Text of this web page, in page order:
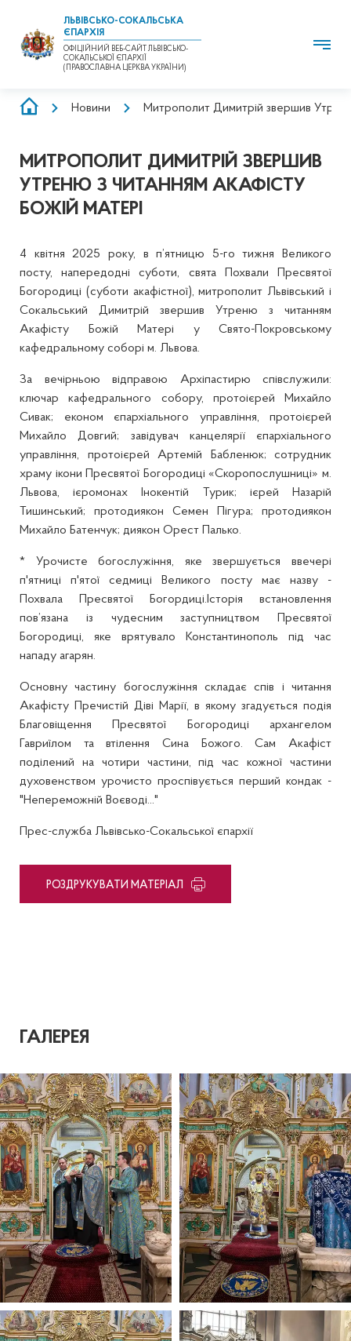
ЛЬВІВСЬКО-СОКАЛЬСЬКА
ЄПАРХІЯ
ОФІЦІЙНИЙ ВЕБ-САЙТ ЛЬВІВСЬКО-
СОКАЛЬСЬКОЇ ЄПАРХІЇ
(ПРАВОСЛАВНА ЦЕРКВА УКРАЇНИ)
РЯДОК
Новини Митрополит Димитрій звершив
МИТРОПОЛИТ ДИМИТРІЙ ЗВЕРШИВ
УТРЕНЮ З ЧИТАННЯМ АКАФІСТУ
БОЖІЙ МАТЕРІ
4 квітня 2025 року, в п’ятницю 5-го тижня Великого
посту, напередодні суботи, свята Похвали Пресвятої
Богородиці (суботи акафістної), митрополит Львівський і
Сокальський Димитрій звершив Утреню з читанням
Акафісту Божій Матері у Свято-Покровському
кафедральному соборі м. Львова.
За вечірньою відправою Архіпастирю співслужили:
ключар кафедрального собору, протоієрей Михайло
Сивак; економ єпархіального управління, протоієрей
Михайло Довгий; завідувач канцелярії єпархіального
управління, протоієрей Артемій Бабленюк; сотрудник
храму ікони Пресвятої Богородиці «Скоропослушниці» м.
Львова, ієромонах Інокентій Турик; ієрей Назарій
Тишинський; протодиякон Семен Пігура; протодиякон
Михайло Батенчук; диякон Орест Палько.
* Урочисте богослужіння, яке звершується ввечері
п'ятниці п'ятої седмиці Великого посту має назву -
Похвала Пресвятої Богордиці.Історія встановлення
пов’язана із чудесним заступництвом Пресвятої
Богородиці, яке врятувало Константинополь під час
нападу агарян.
Основну частину богослужіння складає спів і читання
Акафісту Пречистій Діві Марії, в якому згадується подія
Благовіщення Пресвятої Богородиці архангелом
Гавриїлом та втілення Сина Божого. Сам Акафіст
поділений на чотири частини, під час кожної частини
духовенством урочисто проспівується перший кондак -
"Непереможній Воєводі..."
Прес-служба Львівсько-Сокальської єпархії
PОЗДРУКУВАТИ МАТЕРІАЛ
ГАЛЕРЕЯ